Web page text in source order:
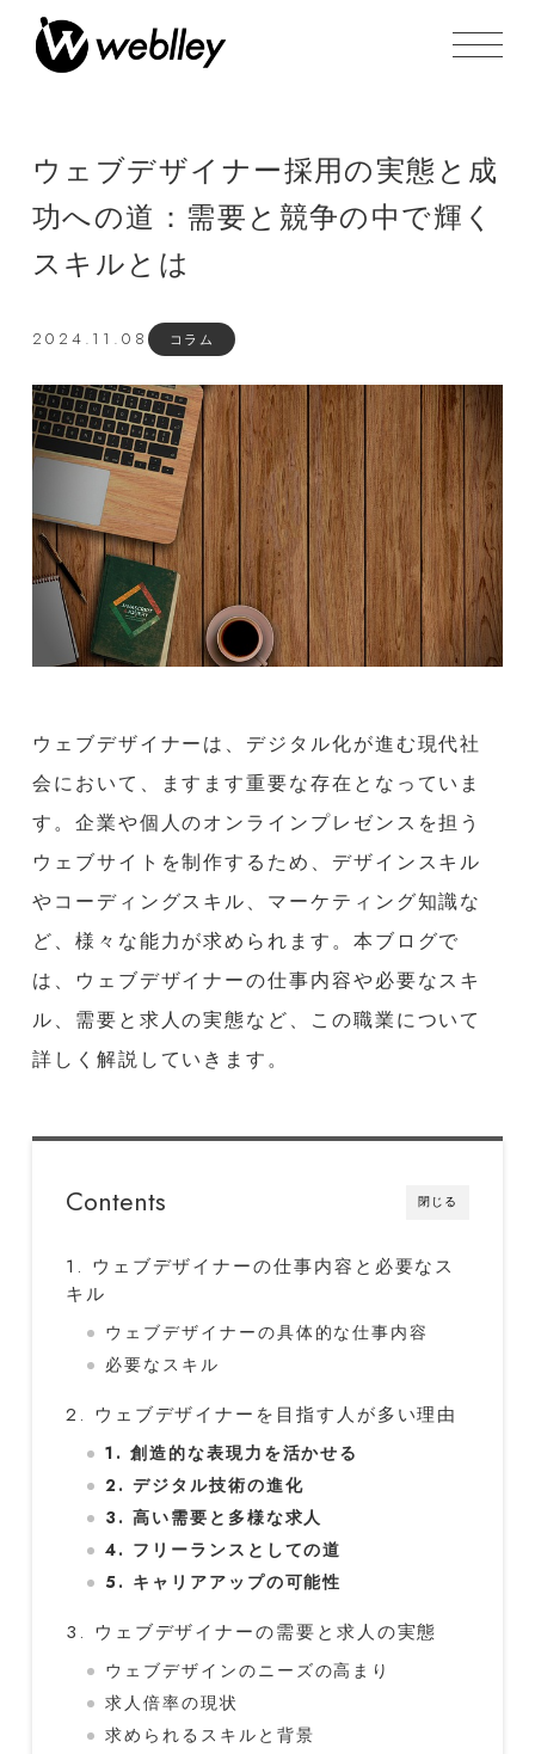
ウェブデザイナー採用の実態と成
功への道：需要と競争の中で輝く
スキルとは
2024.11.08 コラム
ウェブデザイナーは、デジタル化が進む現代社
会において、ますます重要な存在となっていま
す。企業や個人のオンラインプレゼンスを担う
ウェブサイトを制作するため、デザインスキル
やコーディングスキル、マーケティング知識な
ど、様々な能力が求められます。本ブログで
は、ウェブデザイナーの仕事内容や必要なスキ
ル、需要と求人の実態など、この職業について
詳しく解説していきます。
閉じる
Contents
1. ウェブデザイナーの仕事内容と必要なス
キル
ウェブデザイナーの具体的な仕事内容
必要なスキル
2. ウェブデザイナーを目指す人が多い理由
1. 創造的な表現力を活かせる
2. デジタル技術の進化
3. 高い需要と多様な求人
4. フリーランスとしての道
5. キャリアアップの可能性
3. ウェブデザイナーの需要と求人の実態
ウェブデザインのニーズの高まり
求人倍率の現状
求められるスキルと背景